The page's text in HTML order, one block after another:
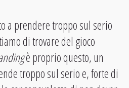
a prendere troppo sul serio
di trovare del gioco
è proprio questo, un
troppo sul serio e, forte di